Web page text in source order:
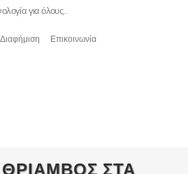
για όλους…
Διαφήμιση Επικοινωνία
ΘΡΙΑΜΒΟΣ ΣΤΑ